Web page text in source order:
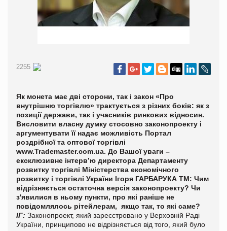
2255
Як монета має дві сторони, так і закон «Про
внутрішню торгівлю» трактується з різних боків: як з
позиції держави, так і учасників ринкових відносин.
Висловити власну думку стосовно законопроекту і
аргументувати її надає можливість Портал
роздрібної та оптової торгівлі
www.Trademaster.com.ua. До Вашої уваги –
ексклюзивне інтерв’ю директора Департаменту
розвитку торгівлі Міністерства економічного
розвитку і торгівлі України Ігоря ГАРБАРУКА ТМ: Чим
відрізняється остаточна версія законопроекту? Чи
з'явилися в ньому пункти, про які раніше не
повідомлялось рітейлерам, якщо так, то які саме?
ІГ: Законопроект, який зареєстровано у Верховній Раді
України, принципово не відрізняється від того, який було